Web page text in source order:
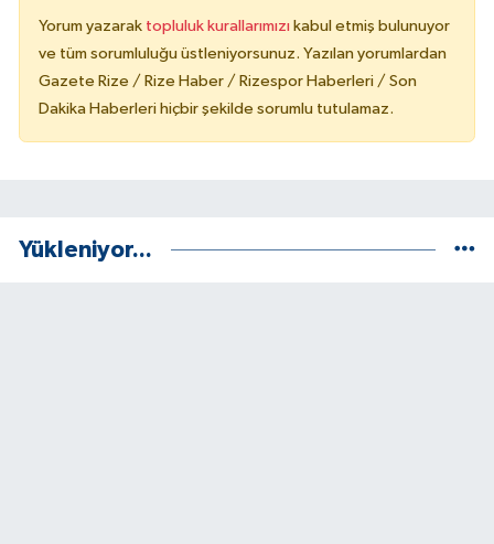
Yorum yazarak topluluk kurallarımızı kabul etmiş bulunuyor
ve tüm sorumluluğu üstleniyorsunuz. Yazılan yorumlardan
Gazete Rize / Rize Haber / Rizespor Haberleri / Son
Dakika Haberleri hiçbir şekilde sorumlu tutulamaz.
Yükleniyor...